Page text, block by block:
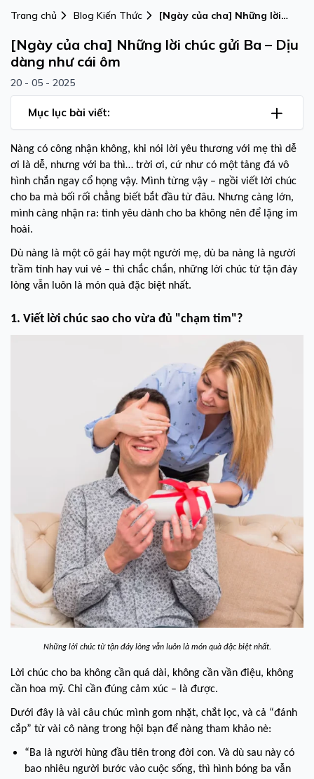
Trang chủ Blog Kiến Thức
[Ngày của cha] Những lời
cái ôm
[Ngày của cha] Những lời chúc gửi Ba – Dịu
dàng như cái ôm
20 - 05 - 2025
Mục lục bài viết:
Nàng có công nhận không, khi nói lời yêu thương với mẹ thì dễ
ơi là dễ, nhưng với ba thì… trời ơi, cứ như có một tảng đá vô
hình chắn ngay cổ họng vậy. Mình từng vậy – ngồi viết lời chúc
cho ba mà bối rối chẳng biết bắt đầu từ đâu. Nhưng càng lớn,
mình càng nhận ra: tình yêu dành cho ba không nên để lặng im
hoài.
Dù nàng là một cô gái hay một người mẹ, dù ba nàng là người
trầm tính hay vui vẻ – thì chắc chắn, những lời chúc từ tận đáy
lòng vẫn luôn là món quà đặc biệt nhất.
1. Viết lời chúc sao cho vừa đủ "chạm tim"?
Những lời chúc từ tận đáy lòng vẫn luôn là món quà đặc biệt nhất.
Lời chúc cho ba không cần quá dài, không cần vần điệu, không
cần hoa mỹ. Chỉ cần đúng cảm xúc – là được.
Dưới đây là vài câu chúc mình gom nhặt, chắt lọc, và cả “đánh
cắp” từ vài cô nàng trong hội bạn để nàng tham khảo nè:
“Ba là người hùng đầu tiên trong đời con. Và dù sau này có
bao nhiêu người bước vào cuộc sống, thì hình bóng ba vẫn